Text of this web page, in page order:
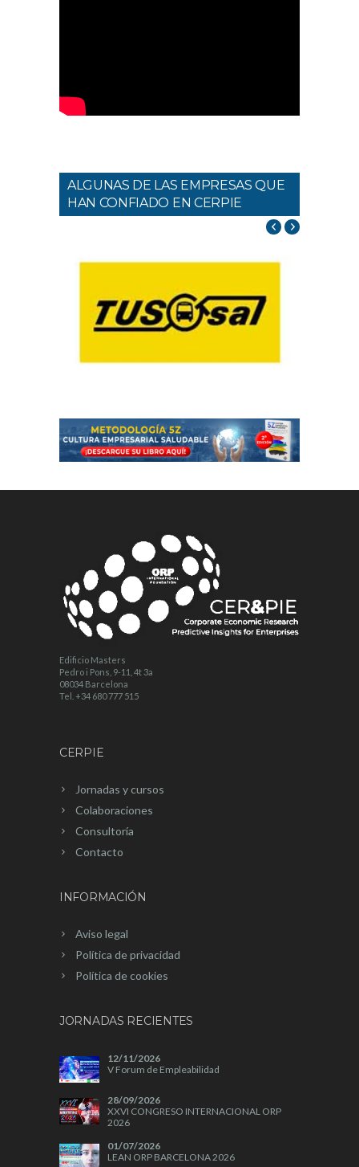
ALGUNAS DE LAS EMPRESAS QUE
HAN CONFIADO EN CERPIE
Edificio Masters
Pedro i Pons, 9-11, 4t 3a
08034 Barcelona
Tel. +34 680 777 515
CERPIE
Jornadas y cursos
Colaboraciones
Consultoría
Contacto
INFORMACIÓN
Aviso legal
Política de privacidad
Política de cookies
JORNADAS RECIENTES
12/11/2026
V Forum de Empleabilidad
28/09/2026
XXVI CONGRESO INTERNACIONAL ORP
2026
01/07/2026
LEAN ORP BARCELONA 2026